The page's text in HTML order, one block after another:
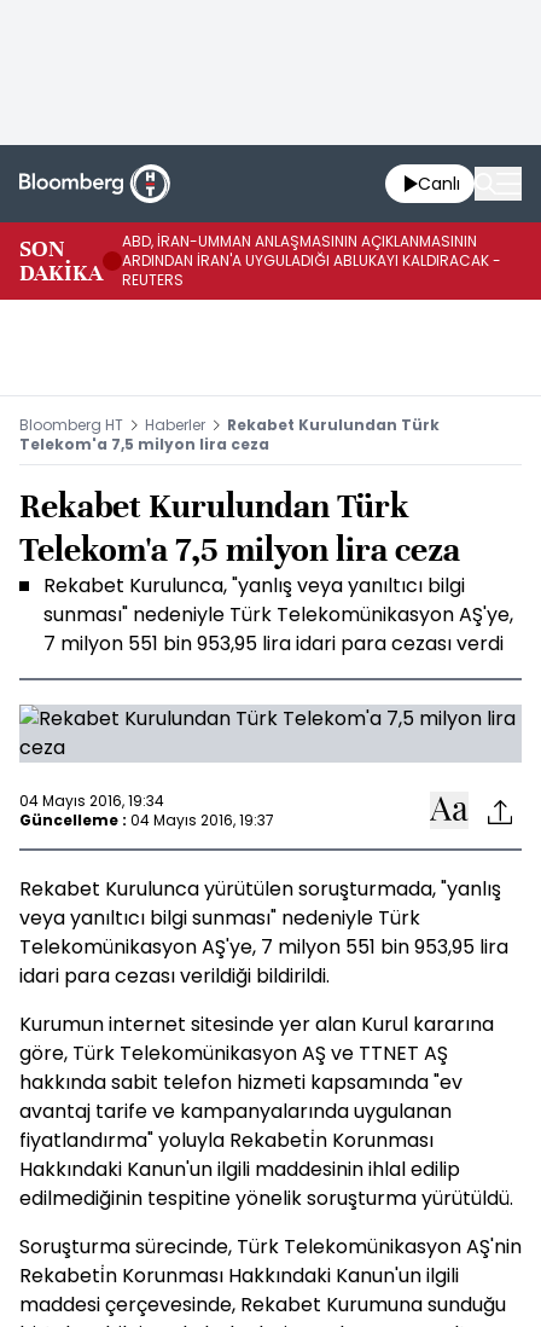
Canlı
SON
DAKİKA
ABD, İRAN-UMMAN ANLAŞMASININ AÇIKLANMASININ
ARDINDAN İRAN'A UYGULADIĞI ABLUKAYI KALDIRACAK -
REUTERS
Bloomberg HT Haberler
Rekabet Kurulundan Türk
Telekom'a 7,5 milyon lira ceza
Rekabet Kurulundan Türk
Telekom'a 7,5 milyon lira ceza
Rekabet Kurulunca, "yanlış veya yanıltıcı bilgi
sunması" nedeniyle Türk Telekomünikasyon AŞ'ye,
7 milyon 551 bin 953,95 lira idari para cezası verdi
04 Mayıs 2016, 19:34
Güncelleme : 04 Mayıs 2016, 19:37
Rekabet Kurulunca yürütülen soruşturmada, "yanlış
veya yanıltıcı bilgi sunması" nedeniyle Türk
Telekomünikasyon AŞ'ye, 7 milyon 551 bin 953,95 lira
idari para cezası verildiği bildirildi.
Kurumun internet sitesinde yer alan Kurul kararına
göre, Türk Telekomünikasyon AŞ ve TTNET AŞ
hakkında sabit telefon hizmeti kapsamında "ev
avantaj tarife ve kampanyalarında uygulanan
fiyatlandırma" yoluyla Rekabeti̇n Korunması
Hakkındaki Kanun'un ilgili maddesinin ihlal edilip
edilmediğinin tespitine yönelik soruşturma yürütüldü.
Soruşturma sürecinde, Türk Telekomünikasyon AŞ'nin
Rekabeti̇n Korunması Hakkındaki Kanun'un ilgili
maddesi çerçevesinde, Rekabet Kurumuna sunduğu